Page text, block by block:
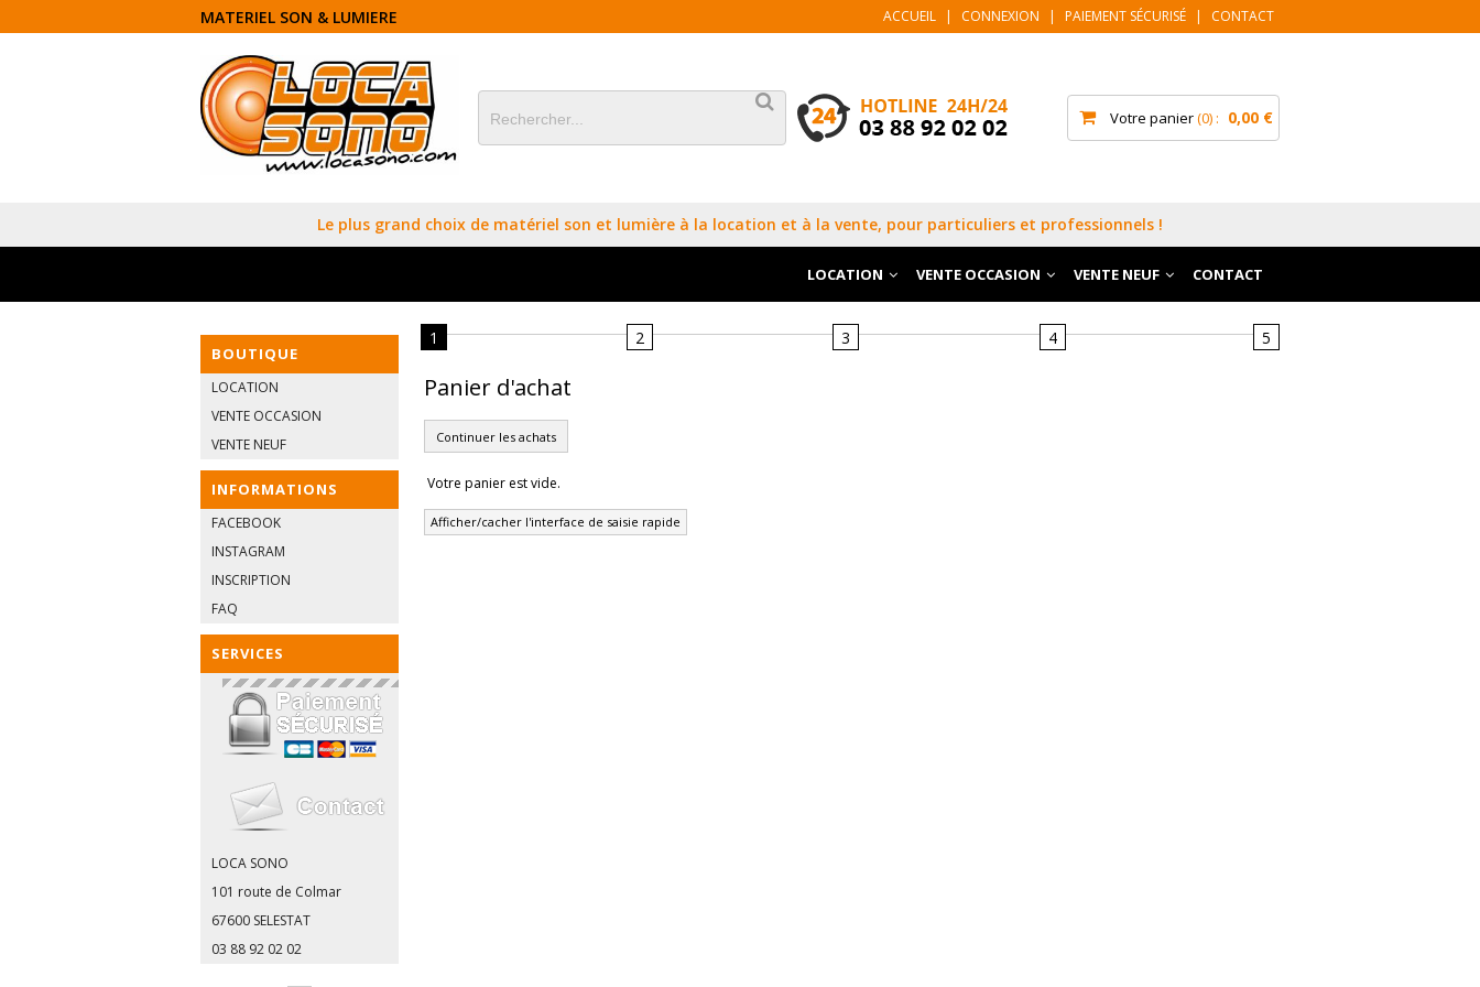
MATERIEL SON & LUMIERE ACCUEIL | CONNEXION | PAIEMENT SÉCURISÉ | CONTACT
Votre panier 0 0,00 €
Le plus grand choix de matériel son et lumière à la location et à la vente, pour particuliers et professionnels !
LOCATION VENTE OCCASION VENTE NEUF CONTACT
BOUTIQUE
LOCATION
VENTE OCCASION
VENTE NEUF
INFORMATIONS
FACEBOOK
INSTAGRAM
INSCRIPTION
FAQ
SERVICES
LOCA SONO
101 route de Colmar
67600 SELESTAT
03 88 92 02 02
1 2 3 4 5
Panier d'achat
Continuer les achats
Votre panier est vide.
Afficher/cacher l'interface de saisie rapide